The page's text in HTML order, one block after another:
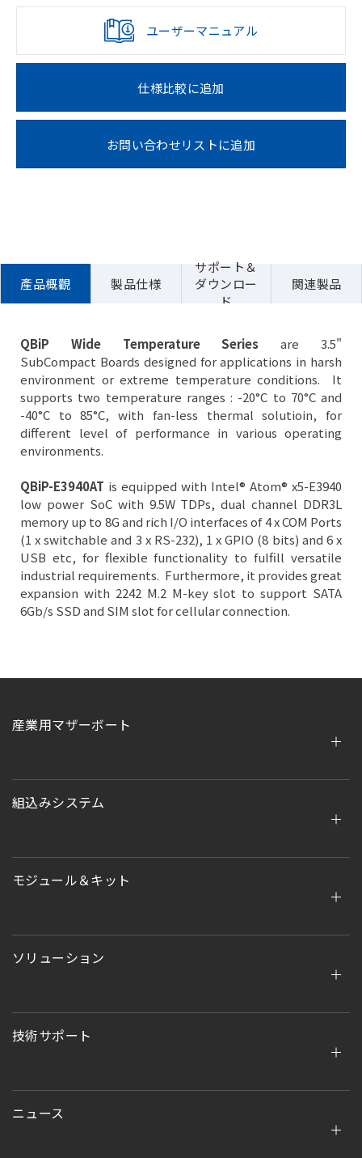
ユーザーマニュアル
仕様比較に追加
お問い合わせリストに追加
產品概觀 製品仕様
サポート＆
ダウンロー
ド
関連製品
QBiP Wide Temperature Series are 3.5"
SubCompact Boards designed for applications in harsh
environment or extreme temperature conditions. It
supports two temperature ranges : -20°C to 70°C and
-40°C to 85°C, with fan-less thermal solutioin, for
different level of performance in various operating
environments.
QBiP-E3940AT is equipped with Intel® Atom® x5-E3940
low power SoC with 9.5W TDPs, dual channel DDR3L
memory up to 8G and rich I/O interfaces of 4 x COM Ports
(1 x switchable and 3 x RS-232), 1 x GPIO (8 bits) and 6 x
USB etc, for flexible functionality to fulfill versatile
industrial requirements. Furthermore, it provides great
expansion with 2242 M.2 M-key slot to support SATA
6Gb/s SSD and SIM slot for cellular connection.
産業用マザーボート
組込みシステム
モジュール＆キット
ソリューション
技術サポート
ニュース